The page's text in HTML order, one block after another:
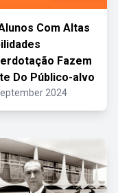
Com Altas
Fazem
Do Público-alvo
2024